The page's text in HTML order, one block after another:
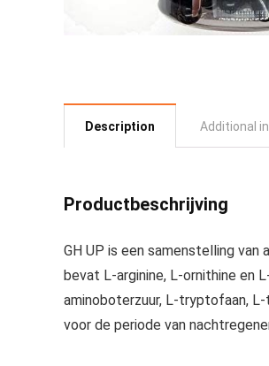
Description Additional
Productbeschrijving
GH UP is een samenstelling
bevat L-arginine, L-ornithine en
aminoboterzuur, L-tryptofaan, L-
voor de periode van